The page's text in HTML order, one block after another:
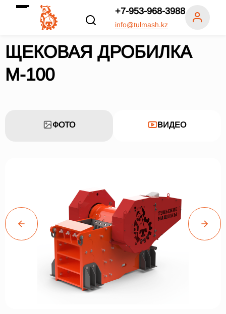
+7-953-968-3988
info@tulmash.kz
ЩЕКОВАЯ ДРОБИЛКА
М-100
ФОТО ВИДЕО